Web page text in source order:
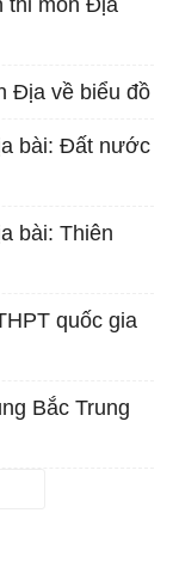
thi môn Địa
Địa về biểu đồ
bài: Đất nước
bài: Thiên
quốc gia
Bắc Trung